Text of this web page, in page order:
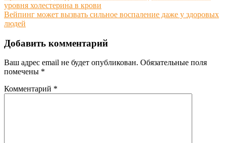
по
записям
уровня холестерина в крови
Вейпинг может вызвать сильное воспаление даже у здоровых
людей
Добавить комментарий
Ваш адрес email не будет опубликован. Обязательные поля
помечены *
Комментарий *